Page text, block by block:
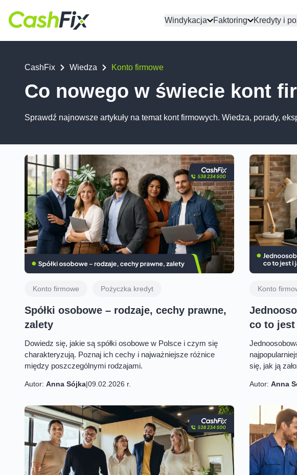
Windykacja Faktoring Kredyty i
CashFix Wiedza Konto firmowe
Co nowego w świecie kont
Sprawdź najnowsze artykuły na temat kont firmowych. Wiedza, porady,
Konto firmowe Pożyczka kredyt
Spółki osobowe – rodzaje, cechy prawne,
zalety
Dowiedz się, jakie są spółki osobowe w Polsce i czym się
charakteryzują. Poznaj ich cechy i najważniejsze różnice
między poszczególnymi rodzajami.
Autor: Anna Sójka|09.02.2026 r.
Konto
co to jest
się, jak ją
Autor: Anna